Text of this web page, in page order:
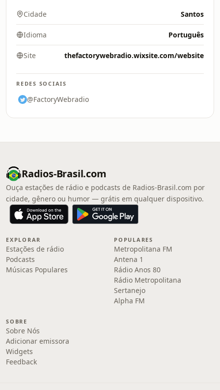
Cidade Santos
Idioma Português
Site thefactorywebradio.wixsite.com/website
REDES SOCIAIS
@FactoryWebradio
Radios-Brasil.com
Ouça estações de rádio e podcasts de Radios-Brasil.com por
cidade, gênero ou humor — grátis em qualquer dispositivo.
EXPLORAR
Estações de rádio
Podcasts
Músicas Populares
POPULARES
Metropolitana FM
Antena 1
Rádio Anos 80
Rádio Metropolitana
Sertanejo
Alpha FM
SOBRE
Sobre Nós
Adicionar emissora
Widgets
Feedback